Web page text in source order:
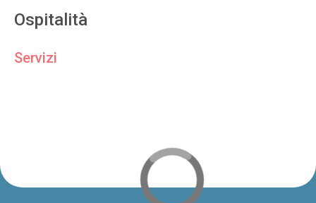
Ospitalità
Servizi